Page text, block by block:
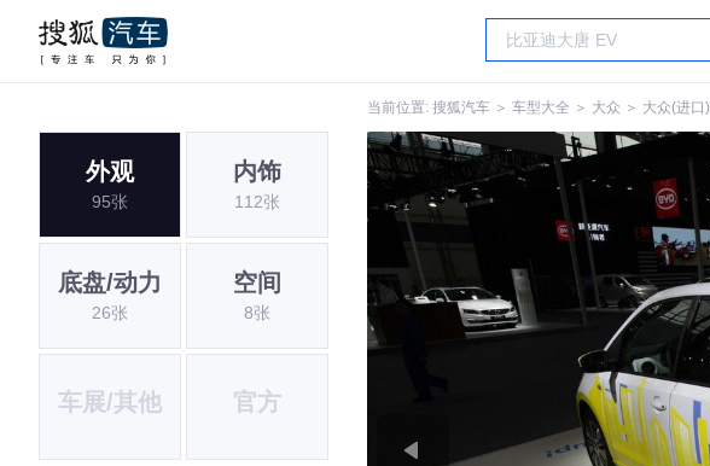
当前位置: 搜狐汽车 ＞ 车型大全 ＞ 大众 ＞ 大众(进口)
外观
95张
内饰
112张
底盘/动力
26张
空间
8张
车展/其他 官方